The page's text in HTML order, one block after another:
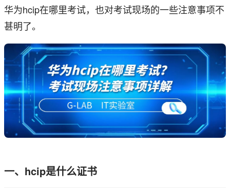
华为hcip在哪里考试，也对考试现场的一些注意事项不
甚明了。
一、hcip是什么证书